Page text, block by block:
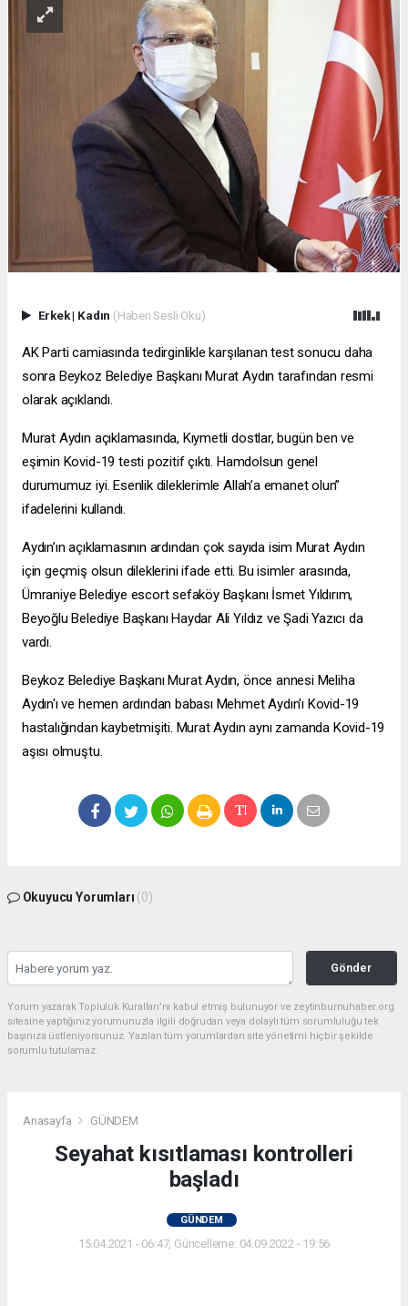
Erkek| Kadın (Haberi Sesli Oku)
AK Parti camiasında tedirginlikle karşılanan test sonucu daha
sonra Beykoz Belediye Başkanı Murat Aydın tarafından resmi
olarak açıklandı.
Murat Aydın açıklamasında, Kıymetli dostlar, bugün ben ve
eşimin Kovid-19 testi pozitif çıktı. Hamdolsun genel
durumumuz iyi. Esenlik dileklerimle Allah’a emanet olun”
ifadelerini kullandı.
Aydın’ın açıklamasının ardından çok sayıda isim Murat Aydın
için geçmiş olsun dileklerini ifade etti. Bu isimler arasında,
Ümraniye Belediye escort sefaköyBaşkanı İsmet Yıldırım,
Beyoğlu Belediye Başkanı Haydar Ali Yıldız ve Şadi Yazıcı da
vardı.
Beykoz Belediye Başkanı Murat Aydın, önce annesi Meliha
Aydın'ı ve hemen ardından babası Mehmet Aydın'ı Kovid-19
hastalığından kaybetmişiti. Murat Aydın aynı zamanda Kovid-19
aşısı olmuştu.
Okuyucu Yorumları (0)
Gönder
Yorum yazarak Topluluk Kuralları’nı kabul etmiş bulunuyor ve zeytinburnuhaber.org
sitesine yaptığınız yorumunuzla ilgili doğrudan veya dolaylı tüm sorumluluğu tek
başınıza üstleniyorsunuz. Yazılan tüm yorumlardan site yönetimi hiçbir şekilde
sorumlu tutulamaz.
Anasayfa GÜNDEM
Seyahat kısıtlaması kontrolleri
başladı
GÜNDEM
15.04.2021 - 06:47, Güncelleme: 04.09.2022 - 19:56